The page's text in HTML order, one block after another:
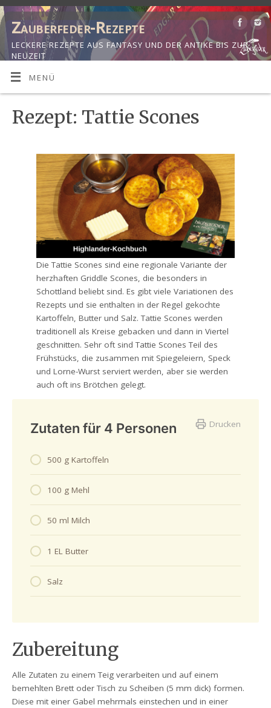
Zauberfeder-Rezepte
LECKERE REZEPTE AUS FANTASY UND DER ANTIKE BIS ZUR
NEUZEIT
MENÜ
Rezept: Tattie Scones
Die Tattie Scones sind eine regionale Variante der
herzhaften Griddle Scones, die besonders in
Schottland beliebt sind. Es gibt viele Variationen des
Rezepts und sie enthalten in der Regel gekochte
Kartoffeln, Butter und Salz. Tattie Scones werden
traditionell als Kreise gebacken und dann in Viertel
geschnitten. Sehr oft sind Tattie Scones Teil des
Frühstücks, die zusammen mit Spiegeleiern, Speck
und Lorne-Wurst serviert werden, aber sie werden
auch oft ins Brötchen gelegt.
Drucken
Zutaten für 4 Personen
500 g Kartoffeln
100 g Mehl
50 ml Milch
1 EL Butter
Salz
Zubereitung
Alle Zutaten zu einem Teig verarbeiten und auf einem
bemehlten Brett oder Tisch zu Scheiben (5 mm dick) formen.
Diese mit einer Gabel mehrmals einstechen und in einer